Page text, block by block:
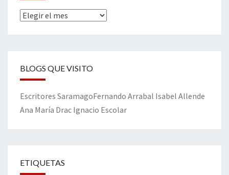
Archivos
BLOGS QUE VISITO
Escritores SaramagoFernando Arrabal Isabel Allende
Ana María Drac Ignacio Escolar
ETIQUETAS